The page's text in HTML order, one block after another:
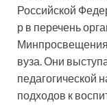
Российской
р в перечень
Минпросвещения
вуза. Они
педагогической
подходов к